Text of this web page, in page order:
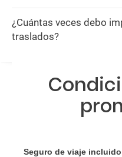
¿Cuántas veces debo
traslados?
Seguro de viaje incluido